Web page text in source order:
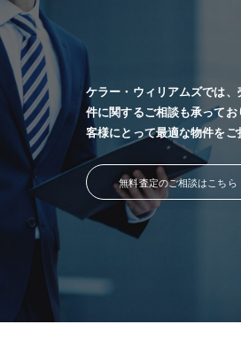
ケラー・ウィリアムズでは
件に関するご相談も承って
客様にとって最適な物件をご
無料査定のご相談はこちら